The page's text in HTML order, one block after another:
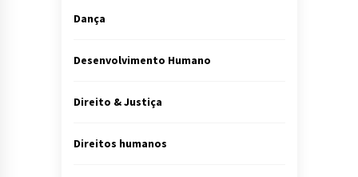
Dança
Desenvolvimento Humano
Direito & Justiça
Direitos humanos